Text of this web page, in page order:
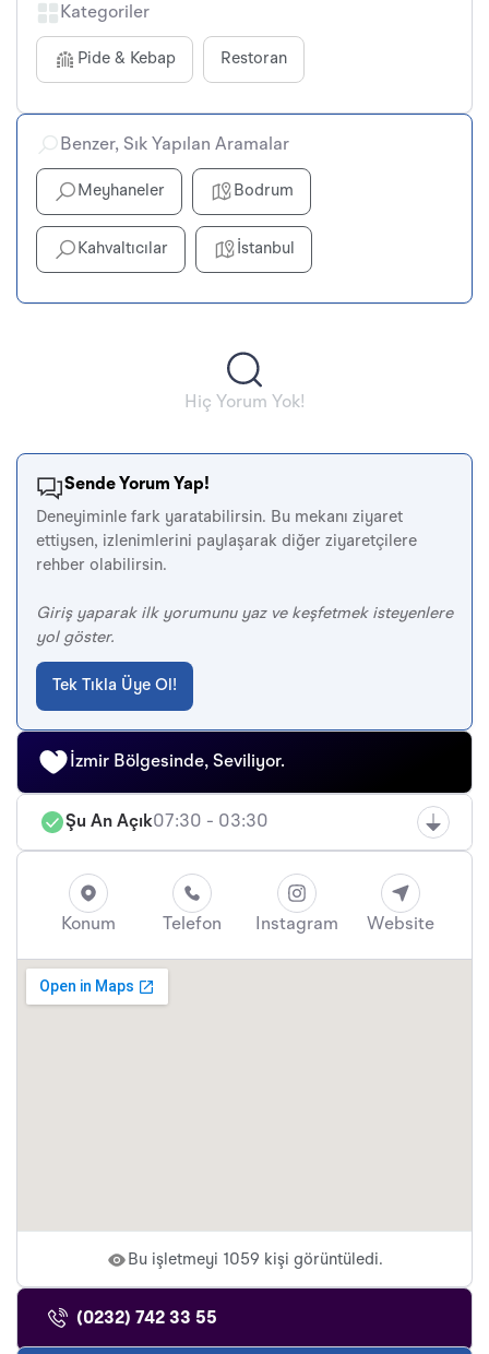
Kategoriler
Pide & Kebap Restoran
Benzer, Sık Yapılan Aramalar
Meyhaneler Bodrum
Kahvaltıcılar İstanbul
Hiç Yorum Yok!
Sende Yorum Yap!
Deneyiminle fark yaratabilirsin. Bu mekanı ziyaret
ettiysen, izlenimlerini paylaşarak diğer ziyaretçilere
rehber olabilirsin.
Giriş yaparak ilk yorumunu yaz ve keşfetmek isteyenlere
yol göster.
Tek Tıkla Üye Ol!
İzmir Bölgesinde, Seviliyor.
Şu An Açık07:30 - 03:30
Konum Telefon Instagram Website
Bu işletmeyi 1059 kişi görüntüledi.
(0232) 742 33 55